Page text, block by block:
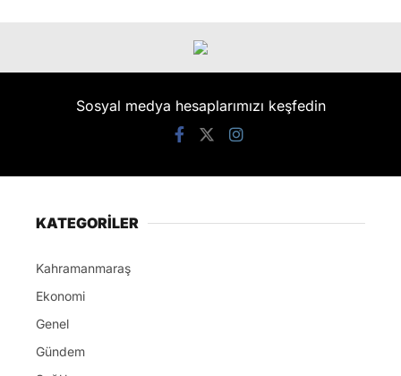
Sosyal medya hesaplarımızı keşfedin
KATEGORİLER
Kahramanmaraş
Ekonomi
Genel
Gündem